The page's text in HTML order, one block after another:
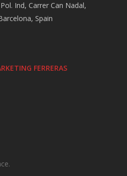
Ind, Carrer Can Nadal,
Spain
FERRERAS